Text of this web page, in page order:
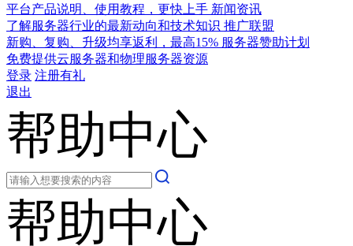
平台产品说明、使用教程，更快上手 新闻资讯
了解服务器行业的最新动向和技术知识 推广联盟
新购、复购、升级均享返利，最高15% 服务器赞助计划
免费提供云服务器和物理服务器资源
登录 注册有礼
退出
帮助中心
帮助中心